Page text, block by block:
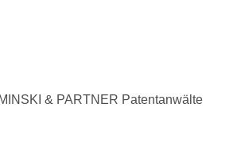
& PARTNER Patentanwälte